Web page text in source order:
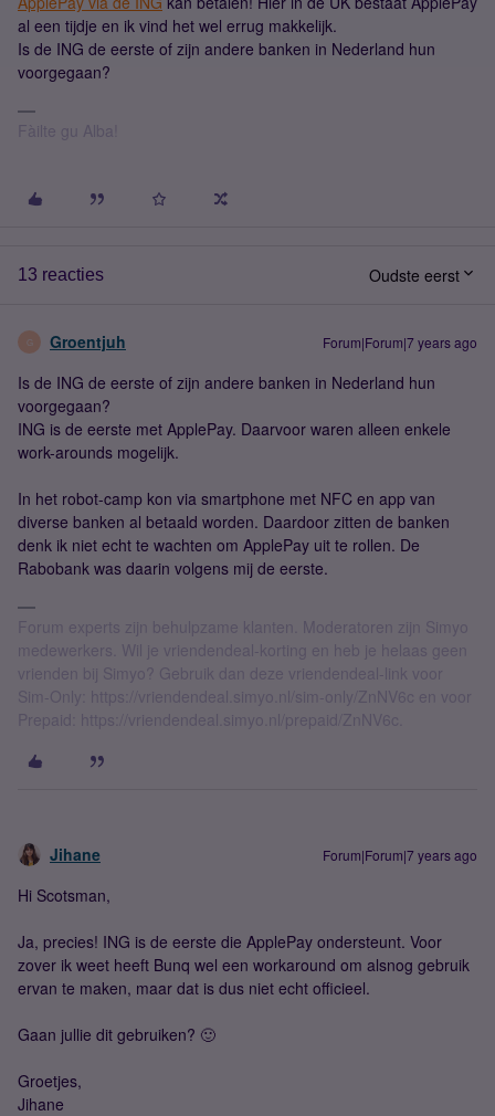
al een tijdje en ik vind het wel errug makkelijk.
Is de ING de eerste of zijn andere banken in Nederland hun
voorgegaan?
Fàilte gu Alba!
13 reacties Oudste eerst
G Groentjuh Forum|Forum|7 years ago
Is de ING de eerste of zijn andere banken in Nederland hun
voorgegaan?
ING is de eerste met ApplePay. Daarvoor waren alleen enkele
work-arounds mogelijk.
In het robot-camp kon via smartphone met NFC en app van
diverse banken al betaald worden. Daardoor zitten de banken
denk ik niet echt te wachten om ApplePay uit te rollen. De
Rabobank was daarin volgens mij de eerste.
Forum experts zijn behulpzame klanten. Moderatoren zijn Simyo
medewerkers. Wil je vriendendeal-korting en heb je helaas geen
vrienden bij Simyo? Gebruik dan deze vriendendeal-link voor
Sim-Only: https://vriendendeal.simyo.nl/sim-only/ZnNV6c en voor
Prepaid: https://vriendendeal.simyo.nl/prepaid/ZnNV6c.
Jihane Forum|Forum|7 years ago
Hi Scotsman,
Ja, precies! ING is de eerste die ApplePay ondersteunt. Voor
zover ik weet heeft Bunq wel een workaround om alsnog gebruik
ervan te maken, maar dat is dus niet echt officieel.
Gaan jullie dit gebruiken? 🙂
Groetjes,
Jihane